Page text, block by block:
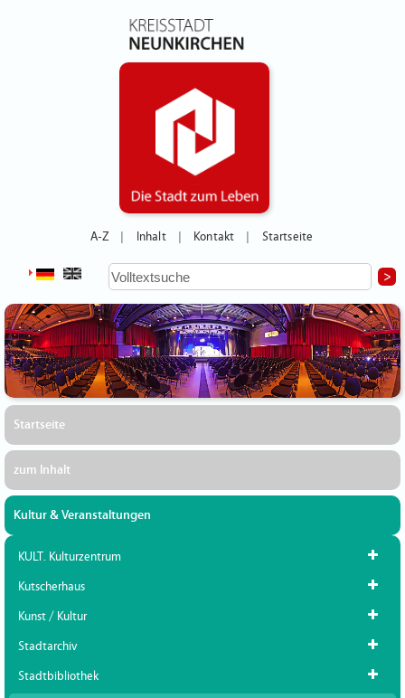
A-Z Inhalt Kontakt Startseite
Startseite
zum Inhalt
Kultur & Veranstaltungen
KULT. Kulturzentrum
Kutscherhaus
Kunst / Kultur
Stadtarchiv
Stadtbibliothek